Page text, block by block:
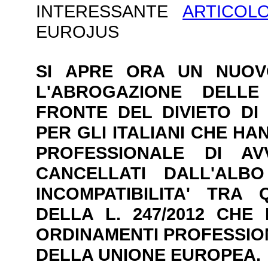
INTERESSANTE
EUROJUS
SI APRE ORA UN
L'ABROGAZIONE
FRONTE DEL DIVIETO DI
PER GLI ITALIANI CHE
PROFESSIONALE DI
CANCELLATI
INCOMPATIBILITA' TRA
DELLA L. 247/2012 CHE
ORDINAMENTI
DELLA UNIONE EUROPEA.